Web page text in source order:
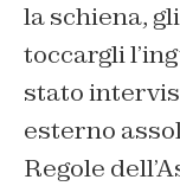
la schiena,
toccargli
stato
esterno
Regole